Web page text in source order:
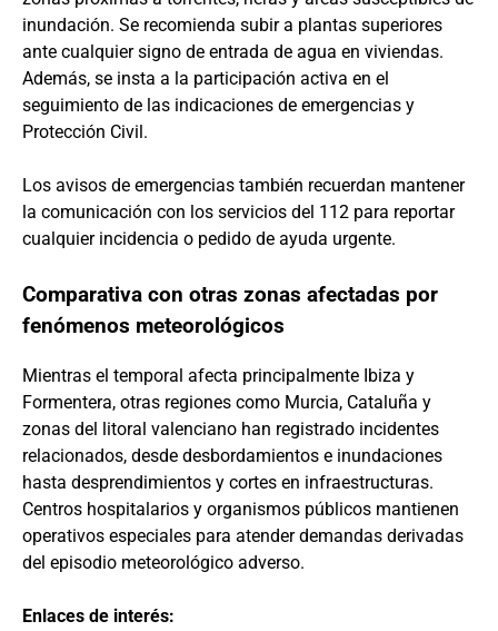
inundación. Se recomienda subir a plantas superiores
ante cualquier signo de entrada de agua en viviendas.
Además, se insta a la participación activa en el
seguimiento de las indicaciones de emergencias y
Protección Civil.
Los avisos de emergencias también recuerdan mantener
la comunicación con los servicios del 112 para reportar
cualquier incidencia o pedido de ayuda urgente.
Comparativa con otras zonas afectadas por
fenómenos meteorológicos
Mientras el temporal afecta principalmente Ibiza y
Formentera, otras regiones como Murcia, Cataluña y
zonas del litoral valenciano han registrado incidentes
relacionados, desde desbordamientos e inundaciones
hasta desprendimientos y cortes en infraestructuras.
Centros hospitalarios y organismos públicos mantienen
operativos especiales para atender demandas derivadas
del episodio meteorológico adverso.
Enlaces de interés: